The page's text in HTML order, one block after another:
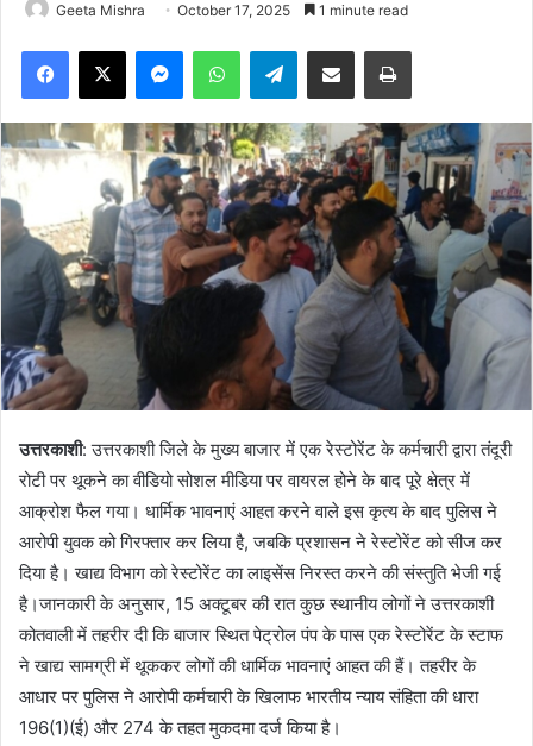
Geeta Mishra October 17, 2025 1 minute read
Facebook
X MessengerWhatsAppTelegramShare via Email Print
उत्तरकाशी: उत्तरकाशी जिले के मुख्य बाजार में एक रेस्टोरेंट के कर्मचारी द्वारा तंदूरी
रोटी पर थूकने का वीडियो सोशल मीडिया पर वायरल होने के बाद पूरे क्षेत्र में
आक्रोश फैल गया। धार्मिक भावनाएं आहत करने वाले इस कृत्य के बाद पुलिस ने
आरोपी युवक को गिरफ्तार कर लिया है, जबकि प्रशासन ने रेस्टोरेंट को सीज कर
दिया है। खाद्य विभाग को रेस्टोरेंट का लाइसेंस निरस्त करने की संस्तुति भेजी गई
है।जानकारी के अनुसार, 15 अक्टूबर की रात कुछ स्थानीय लोगों ने उत्तरकाशी
कोतवाली में तहरीर दी कि बाजार स्थित पेट्रोल पंप के पास एक रेस्टोरेंट के स्टाफ
ने खाद्य सामग्री में थूककर लोगों की धार्मिक भावनाएं आहत की हैं। तहरीर के
आधार पर पुलिस ने आरोपी कर्मचारी के खिलाफ भारतीय न्याय संहिता की धारा
196(1)(ई) और 274 के तहत मुकदमा दर्ज किया है।